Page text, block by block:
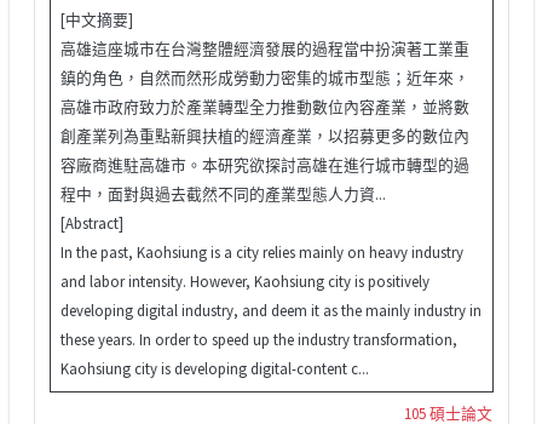
[中文摘要]
高雄這座城市在台灣整體經濟發展的過程當中扮演著工業重
鎮的角色，自然而然形成勞動力密集的城市型態；近年來，
高雄市政府致力於產業轉型全力推動數位內容產業，並將數
創產業列為重點新興扶植的經濟產業，以招募更多的數位內
容廠商進駐高雄市。本研究欲探討高雄在進行城市轉型的過
程中，面對與過去截然不同的產業型態人力資...
[Abstract]
In the past, Kaohsiung is a city relies mainly on heavy industry
and labor intensity. However, Kaohsiung city is positively
developing digital industry, and deem it as the mainly industry in
these years. In order to speed up the industry transformation,
Kaohsiung city is developing digital-content c...
105 碩士論文